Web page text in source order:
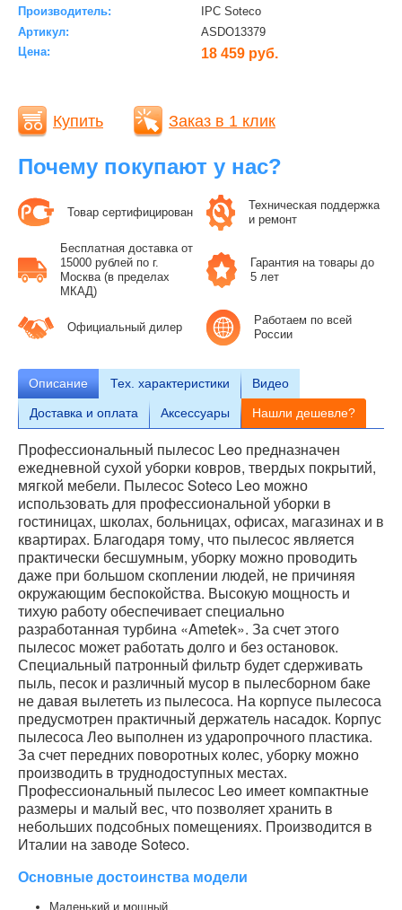
Производитель:
IPC Soteco
Артикул:
ASDO13379
Цена:
18 459 руб.
Купить Заказ в 1 клик
Почему покупают у нас?
Товар сертифицирован
Техническая поддержка
и ремонт
Бесплатная доставка от
15000 рублей по г.
Москва (в пределах
МКАД)
Гарантия на товары до
5 лет
Официальный дилер
Работаем по всей
России
Описание Тех. характеристики Видео
Доставка и оплата Аксессуары Нашли дешевле?
Профессиональный пылесос Leo предназначен
ежедневной сухой уборки ковров, твердых покрытий,
мягкой мебели. Пылесос Soteco Leo можно
использовать для профессиональной уборки в
гостиницах, школах, больницах, офисах, магазинах и в
квартирах. Благодаря тому, что пылесос является
практически бесшумным, уборку можно проводить
даже при большом скоплении людей, не причиняя
окружающим беспокойства. Высокую мощность и
тихую работу обеспечивает специально
разработанная турбина «Ametek». За счет этого
пылесос может работать долго и без остановок.
Специальный патронный фильтр будет сдерживать
пыль, песок и различный мусор в пылесборном баке
не давая вылететь из пылесоса. На корпусе пылесоса
предусмотрен практичный держатель насадок. Корпус
пылесоса Лео выполнен из ударопрочного пластика.
За счет передних поворотных колес, уборку можно
производить в труднодоступных местах.
Профессиональный пылесос Leo имеет компактные
размеры и малый вес, что позволяет хранить в
небольших подсобных помещениях. Производится в
Италии на заводе Soteco.
Основные достоинства модели
Маленький и мощный,